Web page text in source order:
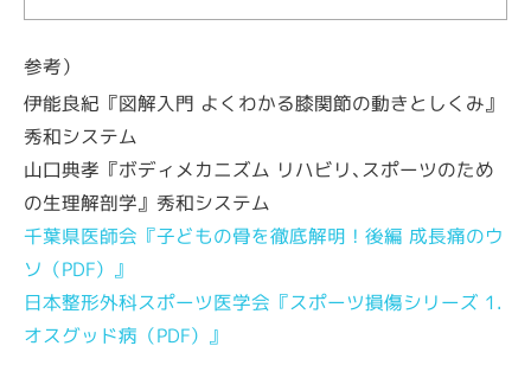
参考）
伊能良紀『図解入門 よくわかる膝関節の動きとしくみ』
秀和システム
山口典孝『ボディメカニズム リハビリ､スポーツのため
の生理解剖学』秀和システム
千葉県医師会『子どもの骨を徹底解明！後編 成長痛のウ
ソ（PDF）』
日本整形外科スポーツ医学会『スポーツ損傷シリーズ 1.
オスグッド病（PDF）』